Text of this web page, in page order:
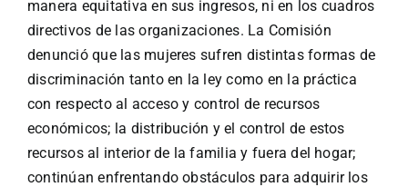
manera equitativa en sus ingresos, ni en los cuadros
directivos de las organizaciones. La Comisión
denunció que las mujeres sufren distintas formas de
discriminación tanto en la ley como en la práctica
con respecto al acceso y control de recursos
económicos; la distribución y el control de estos
recursos al interior de la familia y fuera del hogar;
continúan enfrentando obstáculos para adquirir los